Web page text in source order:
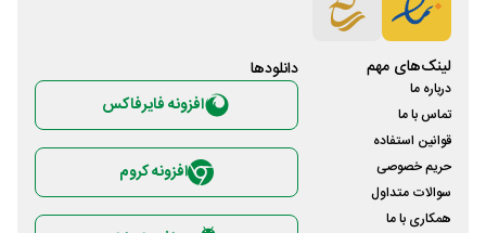
لینک‌های مهم
درباره ما
تماس با ما
قوانین استفاده
حریم خصوصی
سوالات متداول
همکاری با ما
دانلود‌ها
افزونه فایرفاکس
افزونه کروم